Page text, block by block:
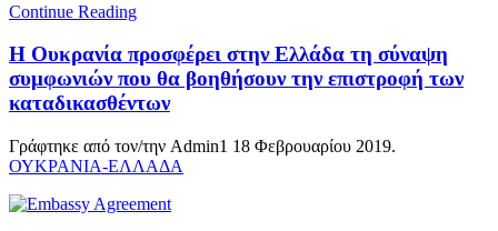
Continue Reading
Η Ουκρανία προσφέρει στην Ελλάδα τη σύναψη
συμφωνιών που θα βοηθήσουν την επιστροφή των
καταδικασθέντων
Γράφτηκε από τον/την Admin1 18 Φεβρουαρίου 2019.
ΟΥΚΡΑΝΙΑ-ΕΛΛΑΔΑ